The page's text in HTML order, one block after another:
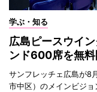
学ぶ・知る
広島ピースウイ
ンド600席を無
サンフレッチェ広島が8
市中区）のメインビジ